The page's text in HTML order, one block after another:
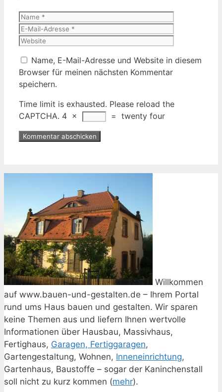
Name
Name, E-Mail-Adresse und Website in diesem
Browser für meinen nächsten Kommentar
speichern.
Time limit is exhausted. Please reload the
CAPTCHA. 4 × = twenty four
Willkommen
auf www.bauen-und-gestalten.de – Ihrem Portal
rund ums Haus bauen und gestalten. Wir sparen
keine Themen aus und liefern Ihnen wertvolle
Informationen über Hausbau, Massivhaus,
Fertighaus, Garagen, Fertiggaragen,
Gartengestaltung, Wohnen, Inneneinrichtung,
Gartenhaus, Baustoffe – sogar der Kaninchenstall
soll nicht zu kurz kommen (mehr).